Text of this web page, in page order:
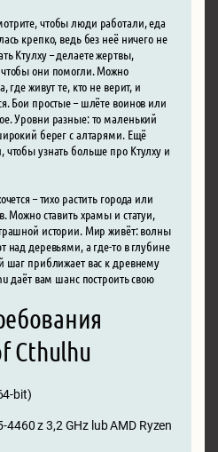
чтобы люди работали, еда
крепко, ведь без неё ничего не
Ктулху – делаете жертвы,
они помогли. Можно
где живут те, кто не верит, и
Бои простые – шлёте воинов или
Уровни разные: то маленький
берег с алтарями. Ещё
узнать больше про Ктулху и
– тихо растить города или
Можно ставить храмы и статуи,
истории. Мир живёт: волны
над деревьями, а где-то в глубине
шаг приближает вас к древнему
даёт вам шанс построить свою
Cthulhu
bit)
4460 z 3,2 GHz lub AMD Ryzen